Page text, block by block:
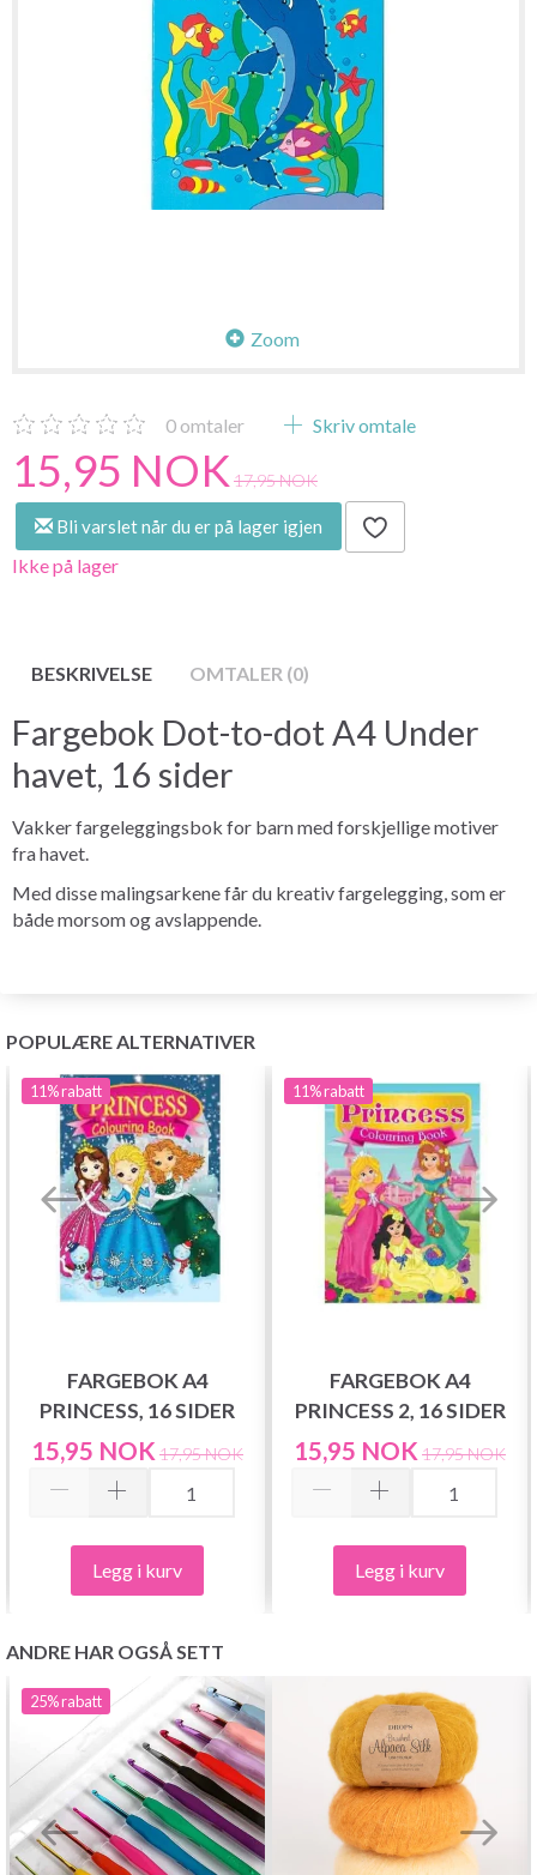
Zoom
0 omtaler Skriv omtale
15,95 NOK 17,95 NOK
Bli varslet når du er på lager igjen
Ikke på lager
BESKRIVELSE OMTALER (0)
Fargebok Dot-to-dot A4 Under
havet, 16 sider
Vakker fargeleggingsbok for barn med forskjellige motiver
fra havet.
Med disse malingsarkene får du kreativ fargelegging, som er
både morsom og avslappende.
POPULÆRE ALTERNATIVER
11%rabatt
FARGEBOK A4
PRINCESS, 16 SIDER
15,95 NOK 17,95 NOK
Legg i kurv
11%rabatt
FARGEBOK A4
PRINCESS 2, 16 SIDER
15,95 NOK 17,95 NOK
Legg i kurv
ANDRE HAR OGSÅ SETT
25%rabatt